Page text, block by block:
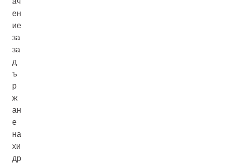
ен
ие
за
за
д
ъ
р
ж
ан
е
на
хи
др